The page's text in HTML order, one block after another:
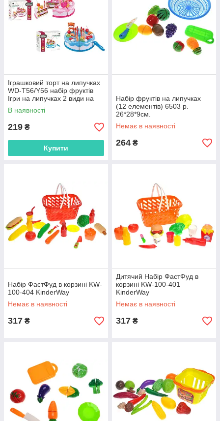
Іграшковий торт на липучках
WD-T56/Y56 набір фруктів
Ігри на липучках 2 види на
батарейках
В наявності
219 ₴
Купити
Набір фруктів на липучках
(12 елементів) 6503 р.
26*28*9см.
Немає в наявності
264 ₴
Набір ФастФуд в корзині KW-
100-404 KinderWay
Немає в наявності
317 ₴
Дитячий Набір ФастФуд в
корзині KW-100-401
KinderWay
Немає в наявності
317 ₴